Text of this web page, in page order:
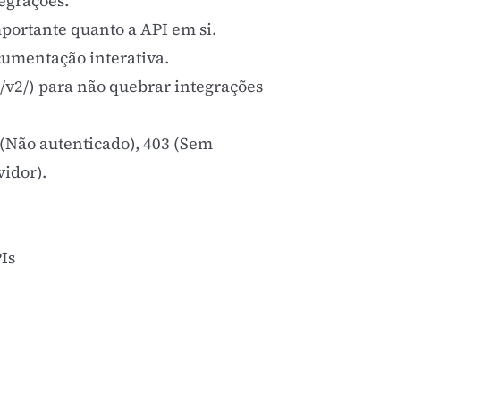
quanto a API em si.
interativa.
v2/) para não quebrar integrações
autenticado), 403 (Sem